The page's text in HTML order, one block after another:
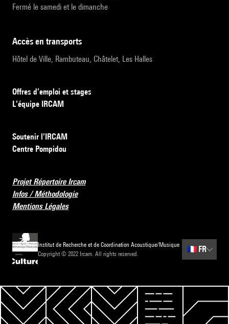
Fermé le samedi et le dimanche
accès en transports
Hôtel de Ville, Rambuteau, Châtelet, Les Halles
Offres d’emploi et stages
L’équipe IRCAM
Soutenir l’IRCAM
Centre Pompidou
Projet Répertoire Ircam
Infos / Méthodologie
Mentions Légales
Institut de Recherche et de Coordination Acoustique/Musique
Copyright © 2022 Ircam. All rights reserved.
🇫🇷 FR